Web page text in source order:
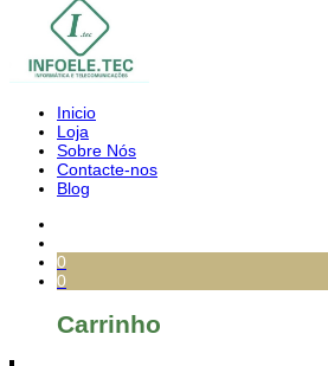
Inicio
Loja
Sobre Nós
Contacte-nos
Blog
0
0
Carrinho